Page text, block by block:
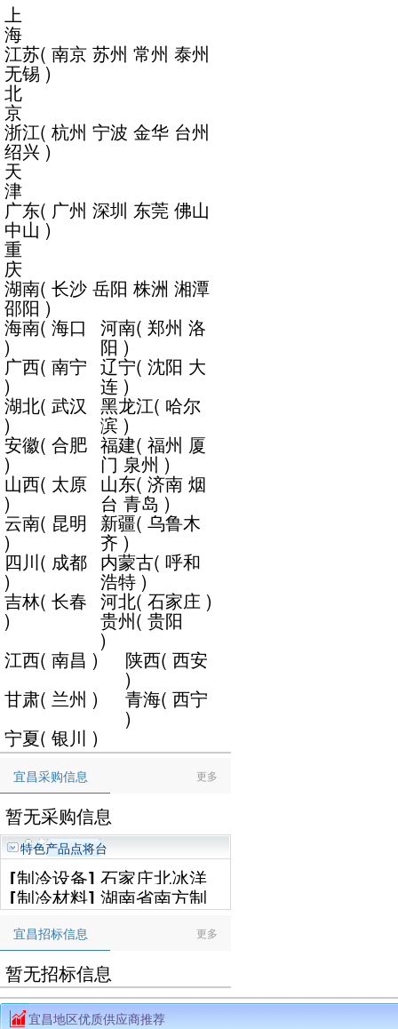
上
海
江苏( 南京 苏州 常州 泰州
无锡)
北
京
浙江( 杭州 宁波 金华 台州
绍兴)
天
津
广东( 广州 深圳 东莞 佛山
中山 )
重
庆
湖南( 长沙 岳阳 株洲 湘潭
邵阳 )
海南(海口
)
河南( 郑州 洛
阳 )
广西( 南宁
)
辽宁( 沈阳 大
连 )
湖北( 武汉
)
黑龙江( 哈尔
滨 )
安徽( 合肥
)
福建( 福州 厦
门 泉州 )
山西( 太原
)
山东( 济南 烟
台 青岛 )
云南( 昆明
)
新疆( 乌鲁木
齐 )
四川( 成都
)
内蒙古( 呼和
浩特 )
吉林( 长春
)
河北(石家庄 )
贵州( 贵阳
)
江西( 南昌 ) 陕西( 西安
)
甘肃( 兰州 ) 青海( 西宁
)
宁夏( 银川 )
更多
宜昌采购信息
暂无采购信息
特色产品点将台
[制冷设备] 石家庄北冰洋
制冷设备工程有限公司
[制冷材料] 湖南省南方制
冷设备有限公司
更多
宜昌招标信息
暂无招标信息
宜昌地区优质供应商推荐